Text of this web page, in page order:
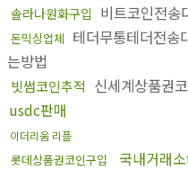
솔라나원화구입 비트코인전송
돈믹싱업체 테더무통테더전송
는방법
빗썸코인추적 신세계상품권
usdc판매
이더리움 리플
롯데상품권코인구입 국내거래